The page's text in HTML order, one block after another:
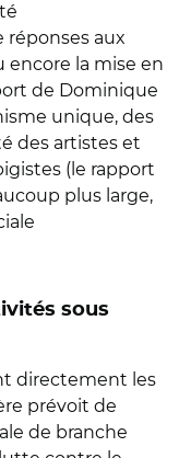
réponses aux
encore la mise en
de Dominique
unique, des
des artistes et
(le rapport
plus large,
sous
directement les
prévoit de
de branche